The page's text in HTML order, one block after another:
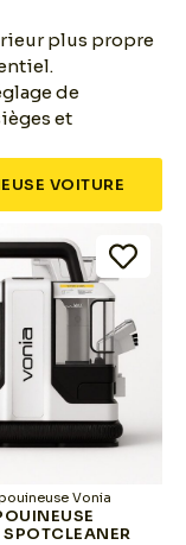
plus propre
de
et
VOITURE
Vonia